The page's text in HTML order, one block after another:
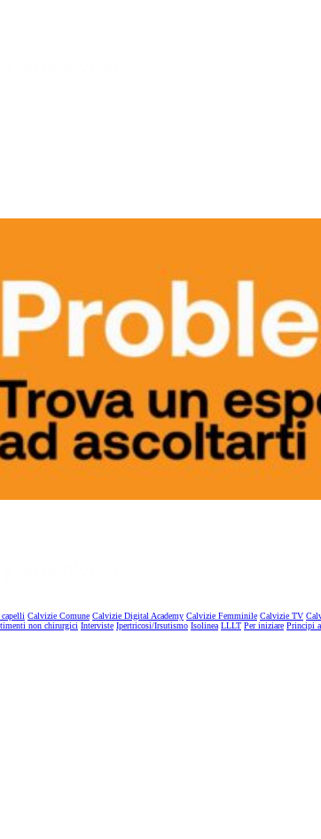
Calvizie Comune Calvizie Digital Academy Calvizie Femminile Calvizie TV
non chirurgici Interviste Ipertricosi/Irsutismo Isolinea LLLT Per iniziare Principi